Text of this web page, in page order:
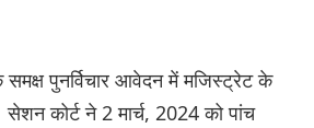
पुनर्विचार आवेदन में मजिस्ट्रेट के
कोर्ट ने 2 मार्च, 2024 को पांच